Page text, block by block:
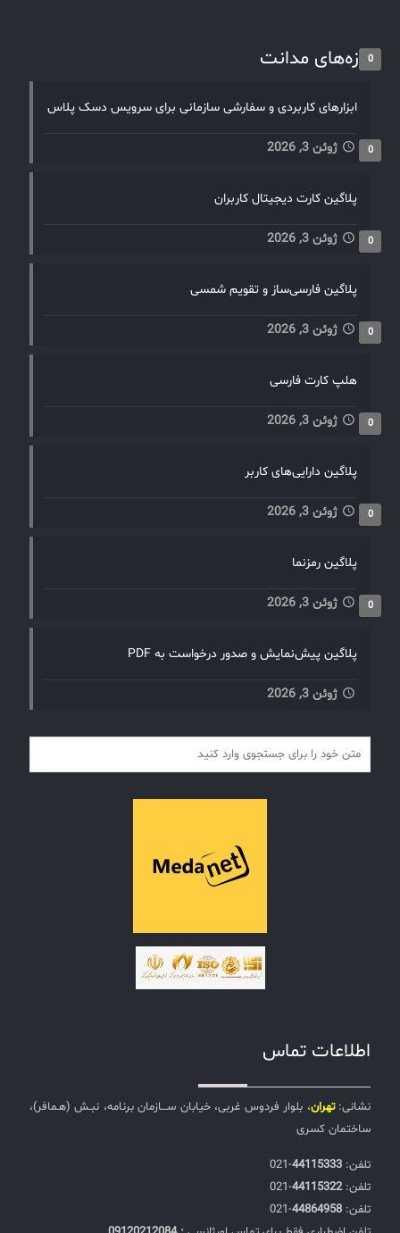
تازه‌های مدانت0
ابزارهای کاربردی و سفارشی سازمانی برای سرویس دسک پلاس
ژوئن 3, 2026 0
پلاگین کارت دیجیتال کاربران
ژوئن 3, 2026 0
پلاگین فارسی‌ساز و تقویم شمسی
ژوئن 3, 2026 0
هلپ کارت فارسی
ژوئن 3, 2026 0
پلاگین دارایی‌های کاربر
ژوئن 3, 2026 0
پلاگین رمزنما
ژوئن 3, 2026 0
پلاگین پیش‌نمایش و صدور درخواست به PDF
ژوئن 3, 2026
اطلاعات تماس
نشانی:تهران، بلوار فردوس غربی، خیابان ســـازمان برنامه، نبـش (هـمافر)،
ساختمان کسری
تلفن:‌ 44115333
-021
تلفن:‌44115322
-021
تلفن:‌ 44864958
-021